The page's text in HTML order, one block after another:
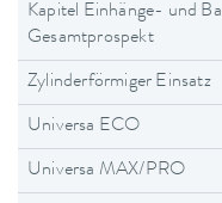
Kapitel Einhänge- und
Gesamtprospekt
Zylinderförmiger Einsatz
Universa ECO
Universa MAX/PRO